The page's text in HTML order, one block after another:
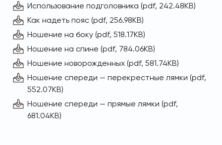
Лямки: длина 57–124 см; ширина: 7 см; толщина:
2,5 см.
Вес: около 600 гр
Размер в сложенном виде: 35х22х12 см
Материалы
Органический хлопок 100%
Duraflex
Качество пенополиэтилена гарантированно
Использование подголовника (pdf, 242.48KB)
Как надеть пояс (pdf, 256.98KB)
Ношение на боку (pdf, 518.17KB)
Ношение на спине (pdf, 784.06KB)
Ношение новорожденных (pdf, 581.74KB)
Ношение спереди — перекрестные лямки (pdf,
552.07KB)
Ношение спереди — прямые лямки (pdf,
681.04KB)